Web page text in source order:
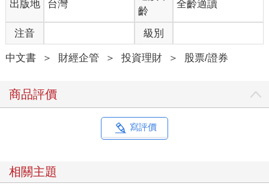
出版地 台灣
齡
全齡適讀
注音 級別
中文書 ＞ 財經企管 ＞ 投資理財 ＞ 股票/證券
商品評價
寫評價
相關主題